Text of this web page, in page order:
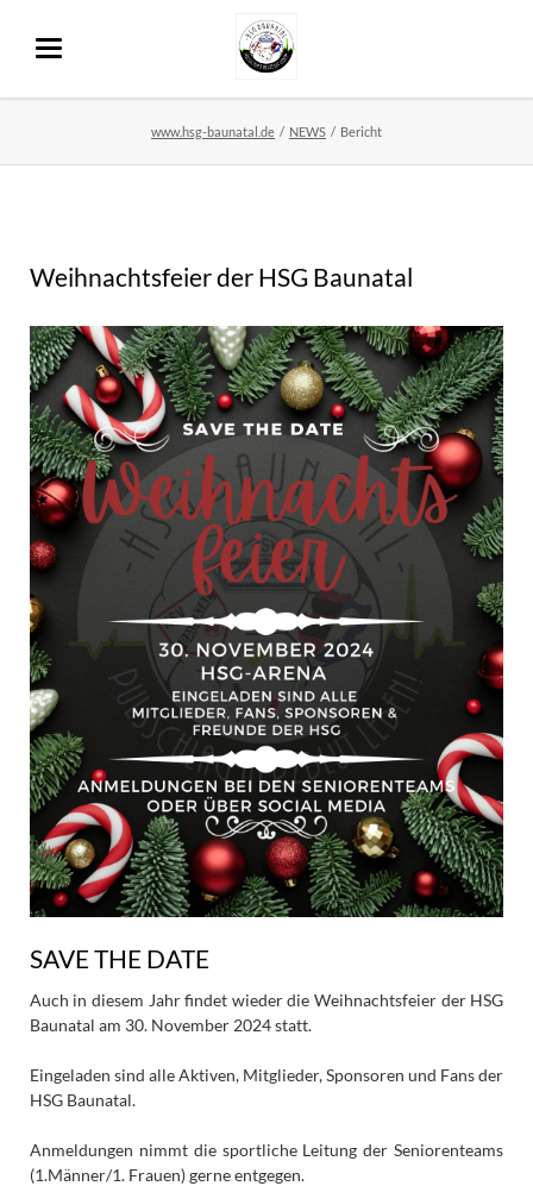
www.hsg-baunatal.de NEWS Bericht
Weihnachtsfeier der HSG Baunatal
SAVE THE DATE
Auch in diesem Jahr findet wieder die Weihnachtsfeier der HSG
Baunatal am 30. November 2024 statt.
Eingeladen sind alle Aktiven, Mitglieder, Sponsoren und Fans der
HSG Baunatal.
Anmeldungen nimmt die sportliche Leitung der Seniorenteams
(1.Männer/1. Frauen) gerne entgegen.